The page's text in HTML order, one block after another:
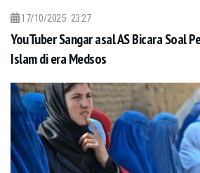
17/10/2025 23:27
YouTuber Sangar asal AS Bicara Soal
Islam di era Medsos